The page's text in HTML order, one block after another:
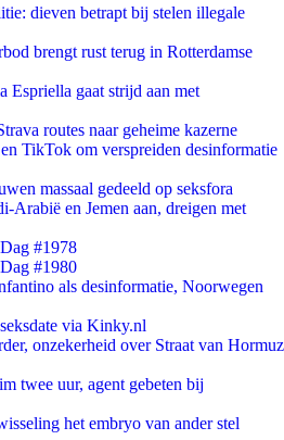
dieven betrapt bij stelen illegale
brengt rust terug in Rotterdamse
Espriella gaat strijd aan met
routes naar geheime kazerne
TikTok om verspreiden desinformatie
massaal gedeeld op seksfora
Arabië en Jemen aan, dreigen met
#1978
#1980
als desinformatie, Noorwegen
via Kinky.nl
onzekerheid over Straat van Hormuz
twee uur, agent gebeten bij
het embryo van ander stel